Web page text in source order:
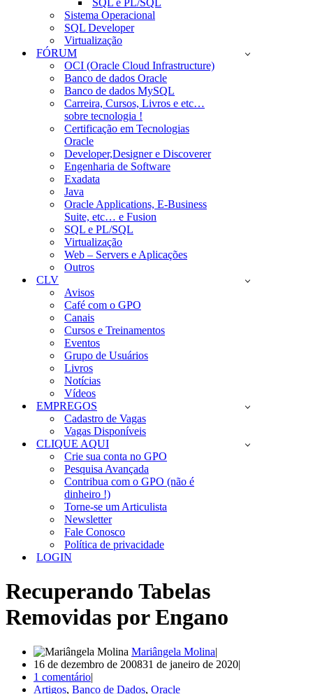
SQL e PL/SQL
Sistema Operacional
SQL Developer
Virtualização
FÓRUM
OCI (Oracle Cloud Infrastructure)
Banco de dados Oracle
Banco de dados MySQL
Carreira, Cursos, Livros e etc…
sobre tecnologia !
Certificação em Tecnologias
Oracle
Developer,Designer e Discoverer
Engenharia de Software
Exadata
Java
Oracle Applications, E-Business
Suite, etc… e Fusion
SQL e PL/SQL
Virtualização
Web – Servers e Aplicações
Outros
CLV
Avisos
Café com o GPO
Canais
Cursos e Treinamentos
Eventos
Grupo de Usuários
Livros
Notícias
Vídeos
EMPREGOS
Cadastro de Vagas
Vagas Disponíveis
CLIQUE AQUI
Crie sua conta no GPO
Pesquisa Avançada
Contribua com o GPO (não é
dinheiro !)
Torne-se um Articulista
Newsletter
Fale Conosco
Política de privacidade
LOGIN
Recuperando Tabelas
Removidas por Engano
Mariângela Molina
16 de dezembro de 200831 de janeiro de 2020
1 comentário
Artigos, Banco de Dados, Oracle